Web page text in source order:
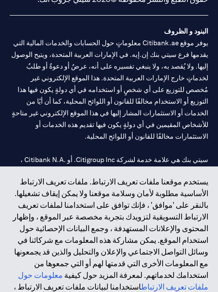
يستخدم موقعنا ملفات تعريف الارتباط. ملفات تعريف الارتباط
الأساسية مطلوبة لأمان وسلامة موقعنا ولا يمكن إيقاف تشغيلها.
بالنقر على 'موافق' ، فإنك توافق على استخدامنا لملفات تعريف
الارتباط التسويقية لتزويدك بتجربة مخصصة عبر الموقع ، وإظهار
المحتوى والإعلانات المستهدفة ، وجمع البيانات الإحصائية حول
استخدام الموقع. يمكن مشاركة هذه المعلومات مع شركائنا في
وسائل التواصل الاجتماعي والإعلان والتحليل والذين قد يجمعونها
مع المعلومات الأخرى التي قدمتها لهم أو التي جمعوها من
استخدامك لخدماتهم. لمعرفة المزيد حول كيفية معلومات حول
ملفات تعريف الارتباطاستخدامنا لبيانات ملفات تعريف الارتباط ،
البنود و الظروف
يوفر موقع Citibank.ae معلوماتٍ حول الحسابات والخدمات المالية التي
يقدمها فرع سيتي بنك إن.إيه. في الإمارات العربية المتحدة، ويتيح الوصول
إليها. ولا يُقصد به، ولا ينبغي تفسيره على أنه، عرضٌ أو دعوةٌ أو طلبٌ
لخدماتٍ خارج الإمارات العربية المتحدة. هذا الموقع الإلكتروني غير
مُخصص للتوزيع على أي شخصٍ أو استخدامه في أي دولةٍ يكون فيها هذا
التوزيع أو الاستخدام مخالفًا للقانون أو اللوائح المحلية، كما أن أيًا من
الخدمات أو الاستثمارات المشار إليها في هذا الموقع الإلكتروني غير متاحةٍ
للأشخاص المقيمين في أي دولةٍ يكون فيها تقديم هذه الخدمات أو
الاستثمارات مخالفًا للقانون أو اللوائح المحلية.
سيتي بنك هي علامة خدمة لشركة Citigroup Inc. أو .Citibank N.A ،
سيتي بنك إن. إيه. الإمارات مسجل لدى مصرف الإمارات المركزي تحت
أرقام التراخيص 202563 لفرع الوصل في دبي، 531989 لفرع مول
الإمارات في دبي، وCN-1002019لفرع أبوظبي. هاتف: 4000 311 04.
فرع سيتي بنك إن إيه - الإمارات العربية المتحدة مرخص من مصرف
الإمارات العربية المتحدة المركزي كفرع لبنك أجنبي.
سيتي بنك إن إيه الإمارات العربية المتحدة مرخص من هيئة الأوراق المالية
والسلع في الإمارات العربية المتحدة ("SCA") للقيام بالنشاط المالي لـ أ)
الاستشارات المالية والتعريف والترويج بموجب ترخيص رقم
20200000097 ب) وسيط تداول في الأسواق الدولية بموجب ترخيص